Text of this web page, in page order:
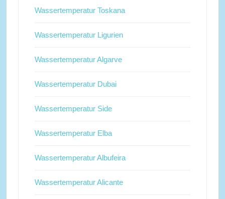
Wassertemperatur Toskana
Wassertemperatur Ligurien
Wassertemperatur Algarve
Wassertemperatur Dubai
Wassertemperatur Side
Wassertemperatur Elba
Wassertemperatur Albufeira
Wassertemperatur Alicante